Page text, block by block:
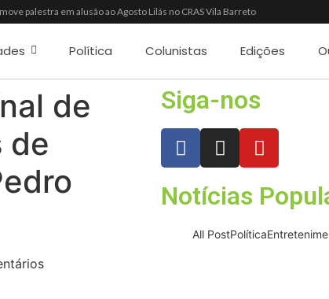
palestra em alusão ao Agosto Lilás no CRAS Vila Barreto
crédito para impulsionar empreendedores de Mairinque
pessoas em flagrante por furto de cabos telefônicos após monitoramento
Torneio de Vôlei Adaptado Feminino 45+
reúne oportunidades de emprego, esporte, cultura e empreendedorismo em
nesta sexta-feira (7) no Shopping Vila Nova, em Itapevi
México com gastronomia, música e cultura mexicana nos dias 15 e 16 de
em Aldeia da Serra com estrutura, segurança e dignidade aos profissionais
Política Colunistas Edições
de
de
Siga-nos
Notícias
All PostPolítica